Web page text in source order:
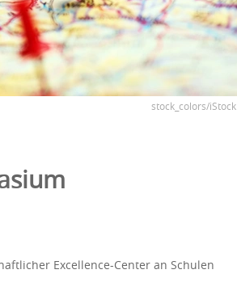
stock_colors/iStock
Excellence-Center an Schulen